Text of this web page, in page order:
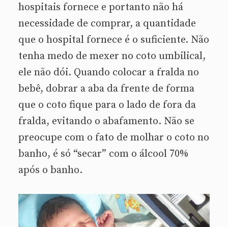
hospitais fornece e portanto não há
necessidade de comprar, a quantidade
que o hospital fornece é o suficiente. Não
tenha medo de mexer no coto umbilical,
ele não dói. Quando colocar a fralda no
bebê, dobrar a aba da frente de forma
que o coto fique para o lado de fora da
fralda, evitando o abafamento. Não se
preocupe com o fato de molhar o coto no
banho, é só “secar” com o álcool 70%
após o banho.